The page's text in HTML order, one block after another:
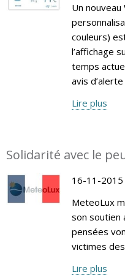
Un
couleurs)
l’affichage
temps
avis
Lire plus
Solidarité avec le
16-11-2015
MeteoLux
son soutien
pensées
victimes
Lire plus